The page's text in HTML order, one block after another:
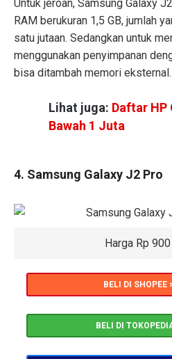
Untuk jeroan, Samsung Galaxy
RAM berukuran 1,5 GB, jumlah
satu jutaan. Sedangkan untuk
menggunakan penyimpanan
bisa ditambah memori eksternal.
Lihat juga: Daftar HP
Bawah 1 Juta
4. Samsung Galaxy J2 Pro
Harga Rp
BELI DI SHOPEE
BELI DI